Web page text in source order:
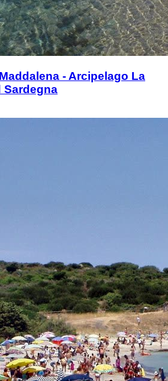
- Arcipelago La
Sardegna